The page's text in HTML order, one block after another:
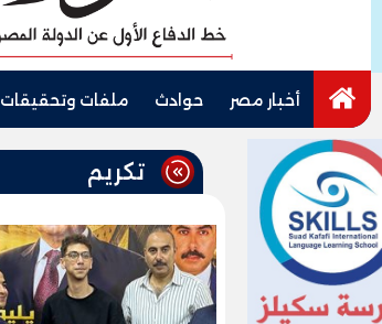
أخبار مصر حوادث ملفات وتحقيقات
تكريم